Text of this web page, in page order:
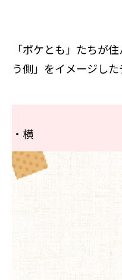
「ポケとも」たちが
う側」をイメージした
・横